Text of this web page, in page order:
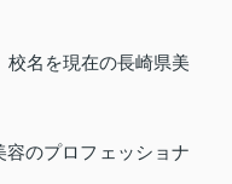
校名を現在の長崎県美
のプロフェッショナ